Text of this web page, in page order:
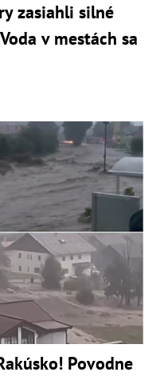
zasiahli silné
v mestách sa
Povodne